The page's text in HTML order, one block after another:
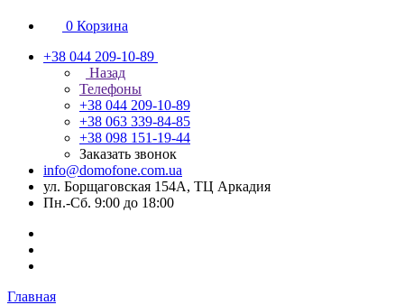
0 Корзина
+38 044 209-10-89
Назад
Телефоны
+38 044 209-10-89
+38 063 339-84-85
+38 098 151-19-44
Заказать звонок
info@domofone.com.ua
ул. Борщаговская 154А, ТЦ Аркадия
Пн.-Сб. 9:00 до 18:00
Главная